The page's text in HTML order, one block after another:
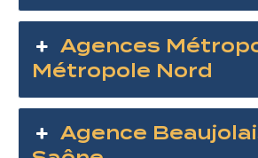
Agences
Métropole Nord
Agence